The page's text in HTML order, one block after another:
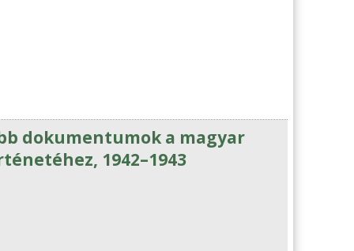
dokumentumok a magyar
1942–1943